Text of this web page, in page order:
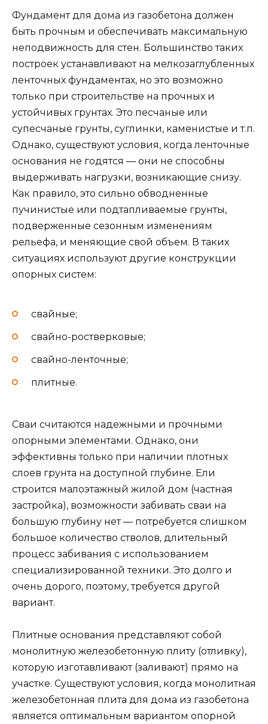
Фундамент для дома из газобетона должен
быть прочным и обеспечивать максимальную
неподвижность для стен. Большинство таких
построек устанавливают на мелкозаглубленных
ленточных фундаментах, но это возможно
только при строительстве на прочных и
устойчивых грунтах. Это песчаные или
супесчаные грунты, суглинки, каменистые и т.п.
Однако, существуют условия, когда ленточные
основания не годятся — они не способны
выдерживать нагрузки, возникающие снизу.
Как правило, это сильно обводненные
пучинистые или подтапливаемые грунты,
подверженные сезонным изменениям
рельефа, и меняющие свой объем. В таких
ситуациях используют другие конструкции
опорных систем:
свайные;
свайно-ростверковые;
свайно-ленточные;
плитные.
Сваи считаются надежными и прочными
опорными элементами. Однако, они
эффективны только при наличии плотных
слоев грунта на доступной глубине. Ели
строится малоэтажный жилой дом (частная
застройка), возможности забивать сваи на
большую глубину нет — потребуется слишком
большое количество стволов, длительный
процесс забивания с использованием
специализированной техники. Это долго и
очень дорого, поэтому, требуется другой
вариант.
Плитные основания представляют собой
монолитную железобетонную плиту (отливку),
которую изготавливают (заливают) прямо на
участке. Существуют условия, когда монолитная
железобетонная плита для дома из газобетона
является оптимальным вариантом опорной